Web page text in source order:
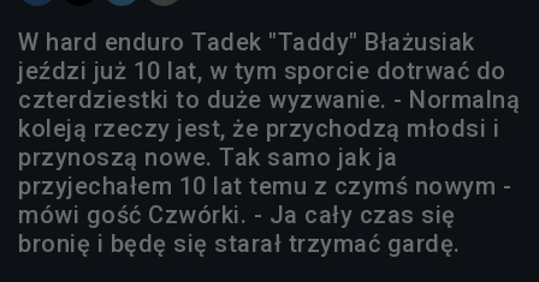
W hard enduro Tadek "Taddy" Błażusiak
jeździ już 10 lat, w tym sporcie dotrwać do
czterdziestki to duże wyzwanie. - Normalną
koleją rzeczy jest, że przychodzą młodsi i
przynoszą nowe. Tak samo jak ja
przyjechałem 10 lat temu z czymś nowym -
mówi gość Czwórki. - Ja cały czas się
bronię i będę się starał trzymać gardę.